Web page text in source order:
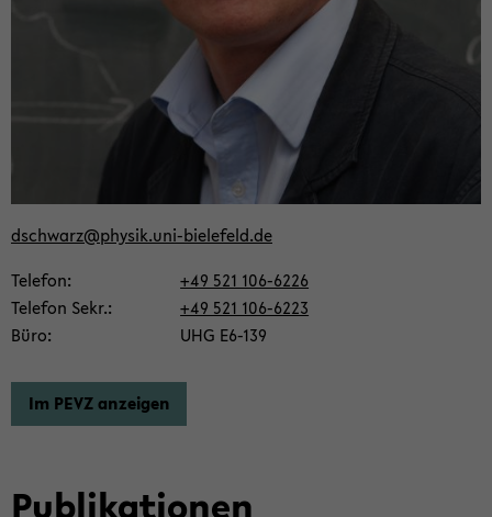
dschwarz@phy­sik.uni-​bielefeld.de
Te­le­fon
+49 521 106-​6226
Te­le­fon Sekr.
+49 521 106-​6223
Büro
UHG E6-​139
Im PEVZ an­zei­gen
Pu­bli­ka­tio­nen